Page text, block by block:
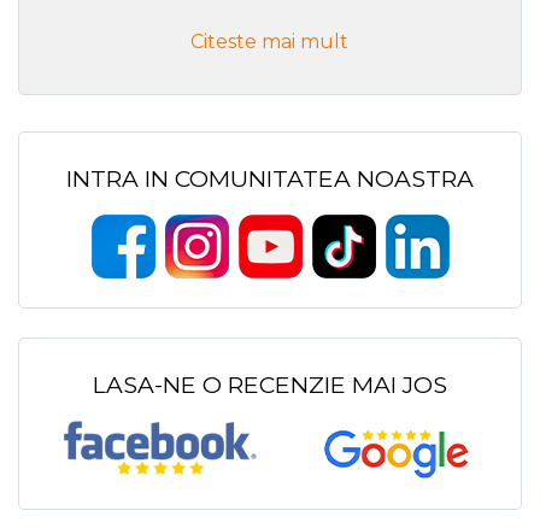
Citeste mai mult
INTRA IN COMUNITATEA NOASTRA
LASA-NE O RECENZIE MAI JOS